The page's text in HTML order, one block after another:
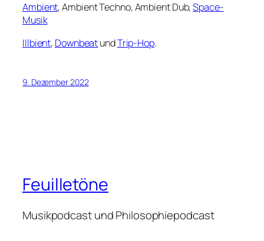
Ambient, Ambient Techno, Ambient Dub,Space-
Musik
Illbient, DownbeatundTrip-Hop.
9. Dezember 2022
Feuilletöne
Musikpodcast und Philosophiepodcast